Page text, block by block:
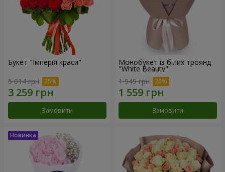
Букет "Імперія краси"
5 014 грн
Замовити
Монобукет із білих троянд
"White Beauty"
1 949 грн
Замовити